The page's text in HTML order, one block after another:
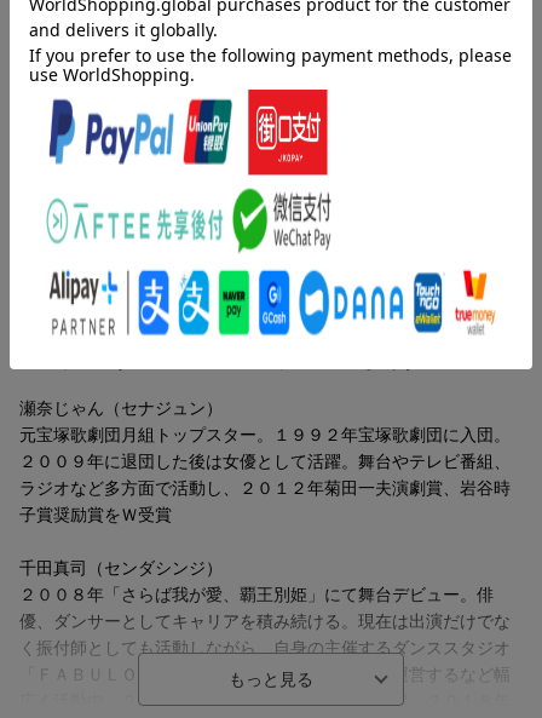
注射の跡が気になり始める
妊娠検査薬を何本も
500人が訪れる体外受精専門病院
気が楽、と思えたのは
心も体も経済的にもすり減っていく
あなたの子どもが欲しいのに
第2章 夫にできること 千田真司
明るい気持ちになれるよう
子どもとの接し方を学びたい
育てられないと思う子はひとりもいない
第3章 特別養子縁組を調べはじめる
揺れつづける心
社会的養護の現実を知る
愛着の絆を作ることの大切さ
血のつながりにこだわっているから
呪縛から解き放たれる感覚
子どものための制度
ボランティアで子育て？
友人の妊娠
これで最後の治療にしよう
内容紹介（「BOOK」データベースより）
一緒に暮らす時間の中で、ゆっくり家族になってゆく。特別養子
縁組で一人の子どもを迎えることは、社会的養護となる事情を抱
えた子どもが一人、家庭で暮らせるようになるということ。
目次（「BOOK」データベースより）
第１章 不妊治療の始まり／第２章 夫にできること／第３章
５章 子育ては楽しい／第６章 ＆ｆａｍｉｌｙ…
瀬奈じゃん（セナジュン）
元宝塚歌劇団月組トップスター。１９９２年宝塚歌劇団に入団。
２００９年に退団した後は女優として活躍。舞台やテレビ番組、
ラジオなど多方面で活動し、２０１２年菊田一夫演劇賞、岩谷時
子賞奨励賞をＷ受賞
千田真司（センダシンジ）
２００８年「さらば我が愛、覇王別姫」にて舞台デビュー。俳
優、ダンサーとしてキャリアを積み続ける。現在は出演だけでな
く振付師としても活動しながら、自身の主催するダンススタジオ
「ＦＡＢＵＬＯＵＳ ＢＵＤＤＹ ＢＥＡＴ」を運営するなど幅
広く活動中。２０１４年チャイルドマインダー取得。２０１８年